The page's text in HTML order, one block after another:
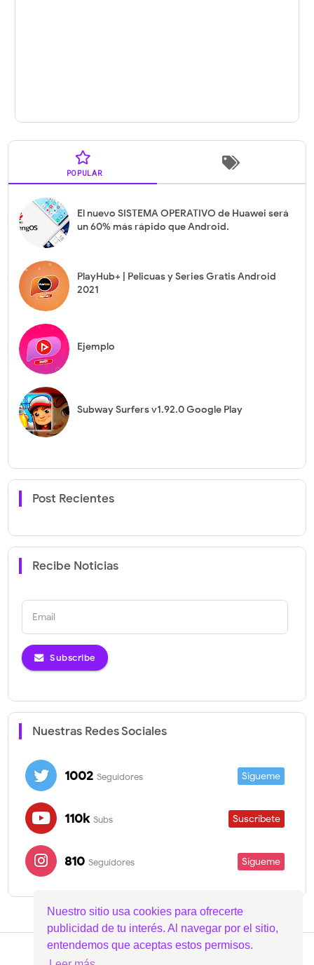
Nuestro sitio usa cookies para ofrecerte
publicidad de tu interés. Al navegar por el sitio,
entendemos que aceptas estos permisos.
POPULAR
El nuevo SISTEMA OPERATIVO de Huawei será
un 60% más rápido que Android.
PlayHub+ | Pelicuas y Series Gratis Android
2021
Ejemplo
Subway Surfers v1.92.0 Google Play
Post Recientes
Recibe Noticias
Email
Subscribe
Nuestras Redes Sociales
1002 Seguidores Sigueme
110k Subs Suscribete
810 Seguidores Sigueme